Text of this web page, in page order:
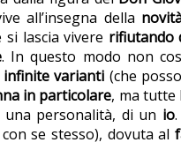
all’insegna della
si lascia vivere rifiutando
. In questo modo non
infinite varianti (che
in particolare, ma tutte
una personalità, di un io
se stesso), dovuta al